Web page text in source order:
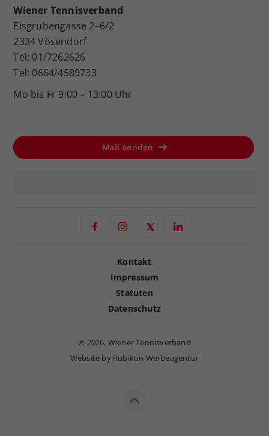
Wiener Tennisverband
Eisgrubengasse 2–6/2
2334 Vösendorf
Tel: 01/7262626
Tel: 0664/4589733
Mo bis Fr 9:00 – 13:00 Uhr
Mail senden
Kontakt
Impressum
Statuten
Datenschutz
© 2026, Wiener Tennisverband
Website by Rubikon Werbeagentur